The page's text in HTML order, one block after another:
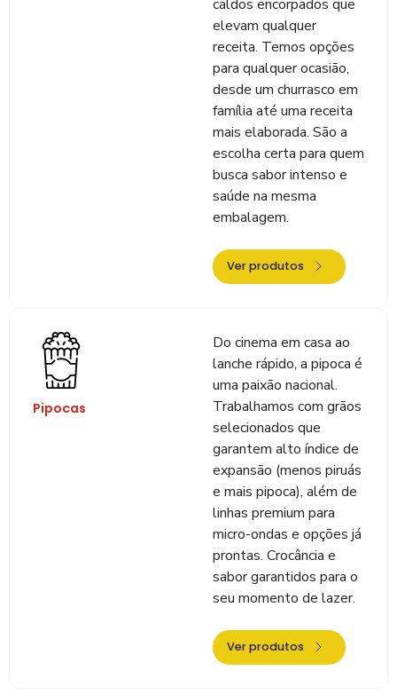
caldos encorpados que
elevam qualquer
receita. Temos opções
para qualquer ocasião,
desde um churrasco em
família até uma receita
mais elaborada. São a
escolha certa para quem
busca sabor intenso e
saúde na mesma
embalagem.
Ver produtos
Pipocas
Do cinema em casa ao
lanche rápido, a pipoca é
uma paixão nacional.
Trabalhamos com grãos
selecionados que
garantem alto índice de
expansão (menos piruás
e mais pipoca), além de
linhas premium para
micro-ondas e opções já
prontas. Crocância e
sabor garantidos para o
seu momento de lazer.
Ver produtos